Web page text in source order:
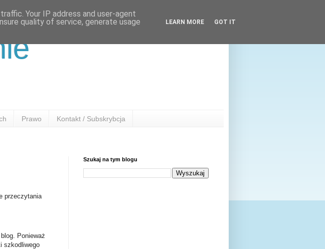
Prawo Kontakt / Subskrybcja
przeczytania
Ponieważ
szkodliwego
Szukaj na tym blogu
Your IP address and user-agent
quality of service, generate usage
LEARN MORE GOT IT